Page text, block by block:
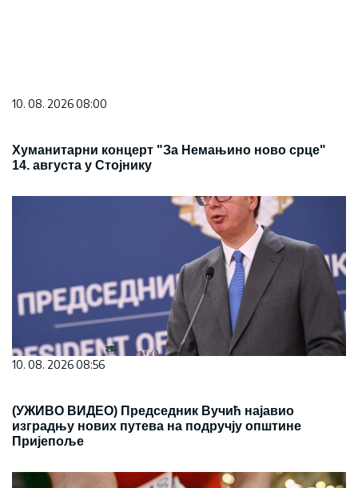
10. 08. 2026 08:00
Хуманитарни концерт "За Немањино ново срце"
14. августа у Стојнику
10. 08. 2026 08:56
(УЖИВО ВИДЕО) Председник Вучић најавио
изградњу нових путева на подручју општине
Пријепоље